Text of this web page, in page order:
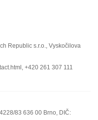
Republic s.r.o., Vyskočilova
+420 261 307 111
83 636 00 Brno, DIČ: